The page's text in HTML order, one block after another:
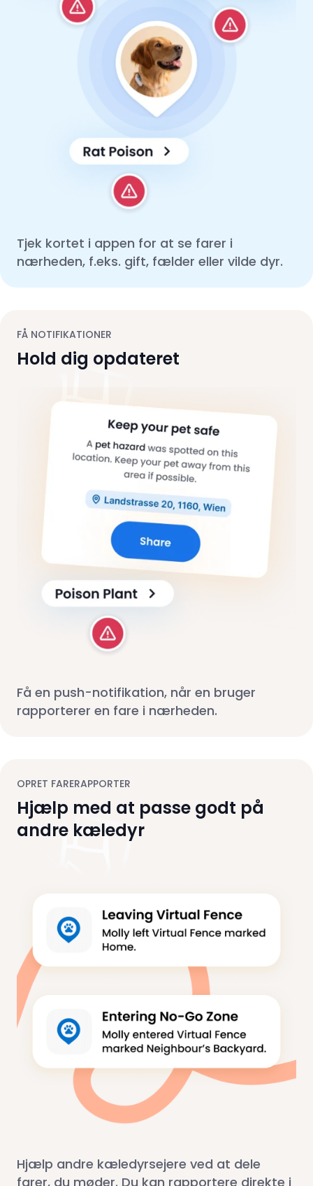
Tjek kortet i appen for at se farer i
nærheden, f.eks. gift, fælder eller vilde dyr.
FÅ NOTIFIKATIONER
Hold dig opdateret
Få en push-notifikation, når en bruger
rapporterer en fare i nærheden.
OPRET FARERAPPORTER
Hjælp med at passe godt på
andre kæledyr
Hjælp andre kæledyrsejere ved at dele
farer, du møder. Du kan rapportere direkte i